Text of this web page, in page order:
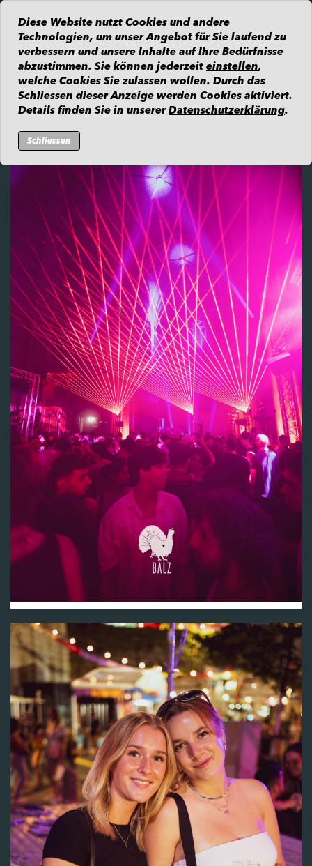
Zur Übersicht
Diese Website nutzt Cookies und andere
Technologien, um unser Angebot für Sie laufend zu
verbessern und unsere Inhalte auf Ihre Bedürfnisse
abzustimmen. Sie können jederzeit einstellen,
welche Cookies Sie zulassen wollen. Durch das
Schliessen dieser Anzeige werden Cookies aktiviert.
Details finden Sie in unsererDatenschutzerklärung.
Schliessen